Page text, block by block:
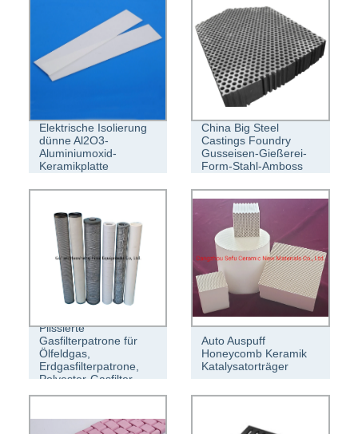
Elektrische Isolierung
dünne Al2O3-
Aluminiumoxid-
Keramikplatte
China Big Steel
Castings Foundry
Gusseisen-Gießerei-
Form-Stahl-Amboss
Plissierte
Gasfilterpatrone für
Ölfeldgas,
Erdgasfilterpatrone,
Polyester-Gasfilter
Auto Auspuff
Honeycomb Keramik
Katalysatorträger